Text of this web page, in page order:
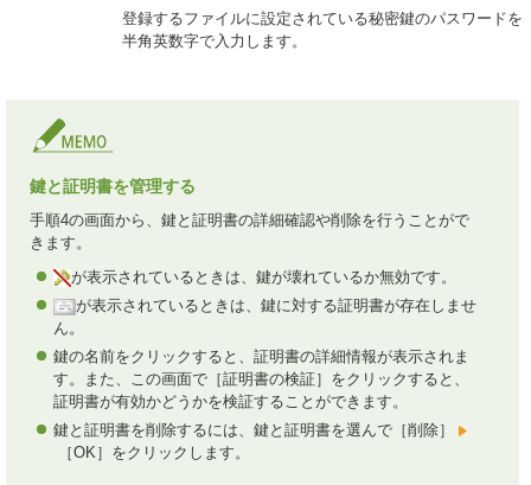
登録するファイルに設定されている秘密鍵のパスワードを
半角英数字で入力します。
鍵と証明書を管理する
手順4の画面から、鍵と証明書の詳細確認や削除を行うことがで
きます。
が表示されているときは、鍵が壊れているか無効です。
が表示されているときは、鍵に対する証明書が存在しませ
ん。
鍵の名前をクリックすると、証明書の詳細情報が表示されま
す。また、この画面で［証明書の検証］をクリックすると、
証明書が有効かどうかを検証することができます。
鍵と証明書を削除するには、鍵と証明書を選んで［削除］
［OK］をクリックします。